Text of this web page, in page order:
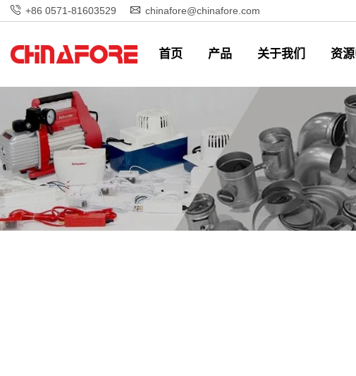
+86 0571-81603529 chinafore@chinafore.com
首页 产品 关于我们 资